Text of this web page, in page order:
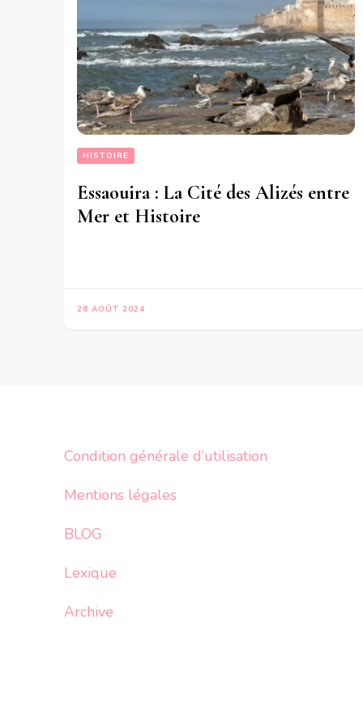
HISTOIRE
Essaouira : La Cité des Alizés entre
Mer et Histoire
28 AOÛT 2024
Condition générale d’utilisation
Mentions légales
BLOG
Lexique
Archive